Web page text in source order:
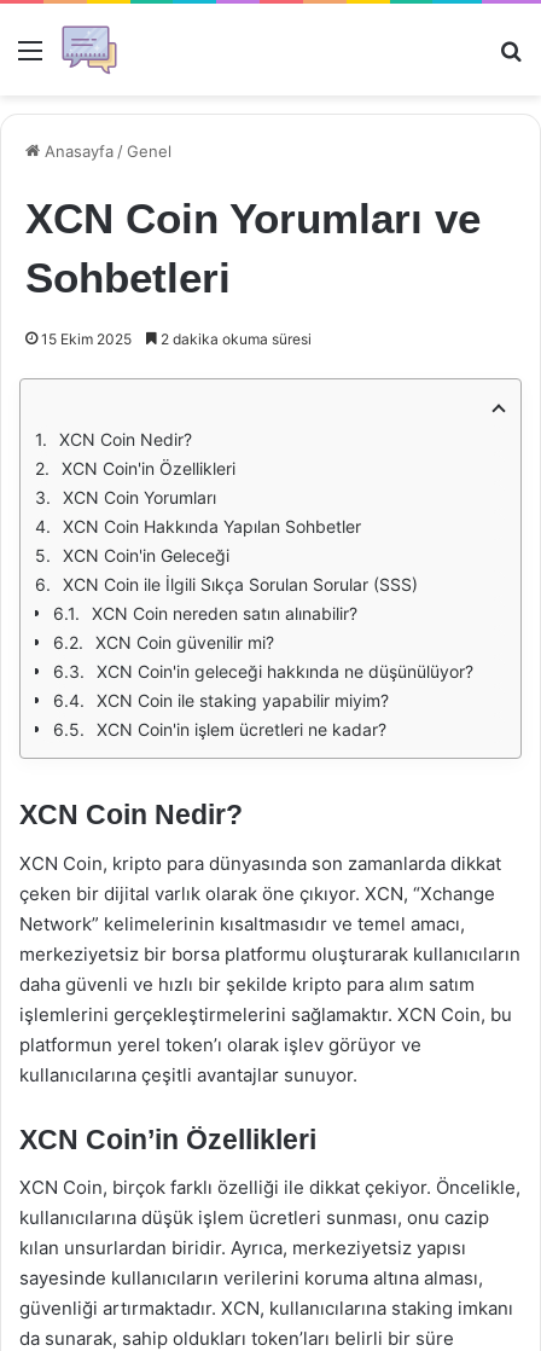
Menü
Anasayfa /Genel
XCN Coin Yorumları ve
Sohbetleri
15 Ekim 2025 2 dakika okuma süresi
XCN Coin Nedir?
XCN Coin'in Özellikleri
XCN Coin Yorumları
XCN Coin Hakkında Yapılan Sohbetler
XCN Coin'in Geleceği
XCN Coin ile İlgili Sıkça Sorulan Sorular (SSS)
XCN Coin nereden satın alınabilir?
XCN Coin güvenilir mi?
XCN Coin'in geleceği hakkında ne düşünülüyor?
XCN Coin ile staking yapabilir miyim?
XCN Coin'in işlem ücretleri ne kadar?
XCN Coin Nedir?
XCN Coin, kripto para dünyasında son zamanlarda dikkat
çeken bir dijital varlık olarak öne çıkıyor. XCN, “Xchange
Network” kelimelerinin kısaltmasıdır ve temel amacı,
merkeziyetsiz bir borsa platformu oluşturarak kullanıcıların
daha güvenli ve hızlı bir şekilde kripto para alım satım
işlemlerini gerçekleştirmelerini sağlamaktır. XCN Coin, bu
platformun yerel token’ı olarak işlev görüyor ve
kullanıcılarına çeşitli avantajlar sunuyor.
XCN Coin’in Özellikleri
XCN Coin, birçok farklı özelliği ile dikkat çekiyor. Öncelikle,
kullanıcılarına düşük işlem ücretleri sunması, onu cazip
kılan unsurlardan biridir. Ayrıca, merkeziyetsiz yapısı
sayesinde kullanıcıların verilerini koruma altına alması,
güvenliği artırmaktadır. XCN, kullanıcılarına staking imkanı
da sunarak, sahip oldukları token’ları belirli bir süre